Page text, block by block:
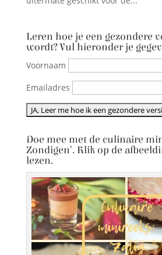
Leren hoe je een gezondere
wordt? Vul hieronder je
Voornaam
Emailadres
Doe mee met de culinaire
Zondigen’. Klik op de
lezen.